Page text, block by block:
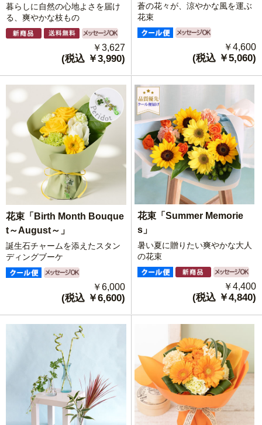
暮らしに自然の心地よさを届け
る、爽やかな枝もの
￥3,627
(税込 ￥3,990)
蒼の花々が、涼やかな風を運ぶ
花束
￥4,600
(税込 ￥5,060)
花束「Birth Month Bouque
t～August～」
誕生石チャームを添えたスタン
ディングブーケ
￥6,000
(税込 ￥6,600)
花束「Summer Memorie
s」
暑い夏に贈りたい爽やかな大人
の花束
￥4,400
(税込 ￥4,840)